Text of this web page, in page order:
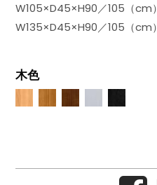
W105×D45×H90／105（cm）
W135×D45×H90／105（cm）
木色